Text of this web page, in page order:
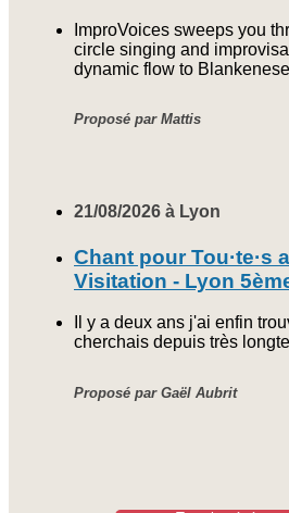
ImproVoices sweeps you
circle singing and
dynamic flow to
Proposé par Mattis
21/08/2026 à Lyon
Chant pour Tou·te·s
Visitation - Lyon
Il y a deux ans j'ai enfin
cherchais depuis très
Proposé par Gaël Aubrit